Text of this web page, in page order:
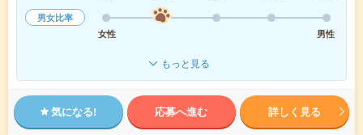
男女比率
女性
男性
もっと見る
気になる! 応募へ進む 詳しく見る